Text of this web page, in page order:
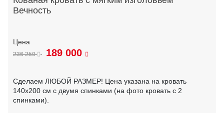
Вечность
236 250 189 000
Сделаем ЛЮБОЙ РАЗМЕР! Цена указана на кровать
140х200 см с двумя спинками (на фото кровать с 2
спинками).